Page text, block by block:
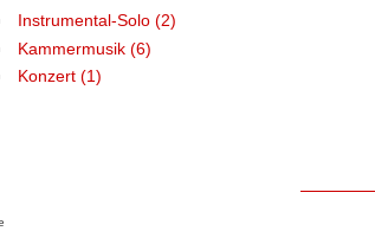
Instrumental-Solo (2)
Kammermusik (6)
Konzert (1)